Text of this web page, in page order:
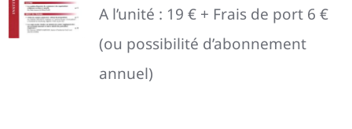
A l’unité : 19 € + Frais de port 6 €
(ou possibilité d’abonnement
annuel)